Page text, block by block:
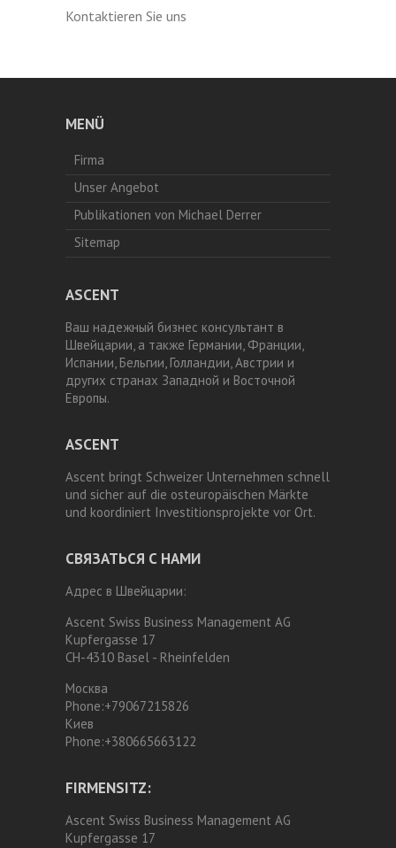
Kontaktieren Sie uns
MENÜ
Firma
Unser Angebot
Publikationen von Michael Derrer
Sitemap
ASCENT
Ваш надежный бизнес консультант в
Швейцарии, а также Германии, Франции,
Испании, Бельгии, Голландии, Австрии и
других странах Западной и Восточной
Европы.
ASCENT
Ascent bringt Schweizer Unternehmen schnell
und sicher auf die osteuropäischen Märkte
und koordiniert Investitionsprojekte vor Ort.
СВЯЗАТЬСЯ С НАМИ
Адрес в Швейцарии:
Ascent Swiss Business Management AG
Kupfergasse 17
CH-4310 Basel - Rheinfelden
Москва
Phone:+79067215826
Киев
Phone:+380665663122
FIRMENSITZ:
Ascent Swiss Business Management AG
Kupfergasse 17